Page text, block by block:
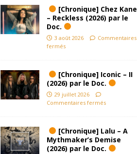
[Chronique] Chez Kane
– Reckless (2026) par le
Doc.
3 août 2026
Commentaires
fermés
[Chronique] Iconic – II
(2026) par le Doc.
29 juillet 2026
Commentaires fermés
[Chronique] Lalu – A
Mythmaker’s Demise
(2026) par le Doc.